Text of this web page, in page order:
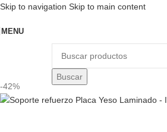
Skip to navigation Skip to main content
MENU
Buscar
-42%